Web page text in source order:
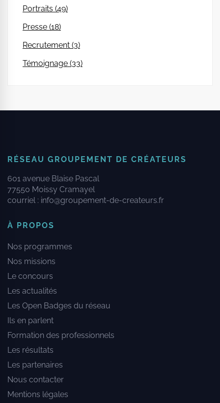
Portraits (49)
Presse (18)
Recrutement (3)
Témoignage (33)
RÉSEAU GROUPEMENT DE CRÉATEURS
601 avenue Blaise Pascal
77550 Moissy Cramayel
courriel : info@groupement-de-createurs.fr
À PROPOS
Nos programmes
Nos missions
Le concours
Les actualités
Les Open Badges du réseau
Ils en parlent
Formation des professionnels
Les résultats
Les partenaires
Nous contacter
Mentions légales